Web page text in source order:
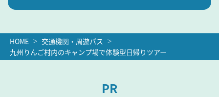
HOME
交通機関・周遊パス
九州りんご村内のキャンプ場で体験型日帰りツアー
PR